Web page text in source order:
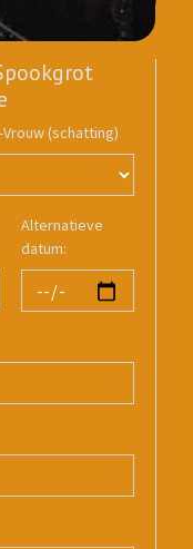
Vrouw (schatting)
Alternatieve
datum: